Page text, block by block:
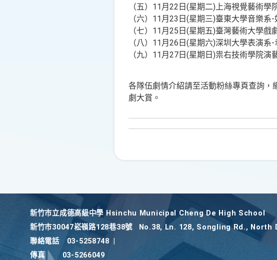
（五）11月22日(星期二)上海視覺藝術
（六）11月23日(星期三)臺東大學音樂
（七）11月25日(星期五)臺灣藝術大學戲
（八）11月26日(星期六)深圳大學表演系
（九）11月27日(星期日)祟右技術學院演
各隊伍劇情介紹請至活動粉絲專頁查詢
劇大賞。
新竹巿立成德高級中學 Hsinchu Municipal Cheng De High School
新竹巿30047崧嶺路128巷38號
No.38, Ln. 128, Songling Rd., North
聯絡電話
03-5258748
傳真
03-5266049